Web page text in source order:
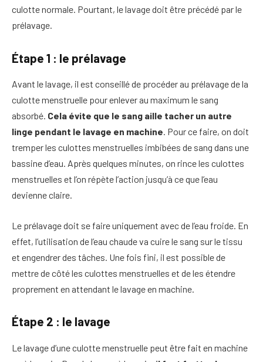
culotte normale. Pourtant, le lavage doit être précédé par le
prélavage.
Étape 1 : le prélavage
Avant le lavage, il est conseillé de procéder au prélavage de la
culotte menstruelle pour enlever au maximum le sang
absorbé. Cela évite que le sang aille tacher un autre
linge pendant le lavage en machine. Pour ce faire, on doit
tremper les culottes menstruelles imbibées de sang dans une
bassine d’eau. Après quelques minutes, on rince les culottes
menstruelles et l’on répète l’action jusqu’à ce que l’eau
devienne claire.
Le prélavage doit se faire uniquement avec de l’eau froide. En
effet, l’utilisation de l’eau chaude va cuire le sang sur le tissu
et engendrer des tâches. Une fois fini, il est possible de
mettre de côté les culottes menstruelles et de les étendre
proprement en attendant le lavage en machine.
Étape 2 : le lavage
Le lavage d’une culotte menstruelle peut être fait en machine